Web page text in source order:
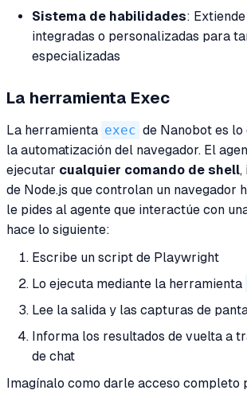
Sistema de habilidades:
integradas o personalizadas para
especializadas
La herramienta Exec
La herramienta exec de Nanobot es
la automatización del navegador. El
ejecutar cualquier comando de shell,
de Node.js que controlan un navegador
le pides al agente que interactúe con
hace lo siguiente:
Escribe un script de Playwright
Lo ejecuta mediante la herramienta
Lee la salida y las capturas de
Informa los resultados de vuelta a
de chat
Imagínalo como darle acceso completo